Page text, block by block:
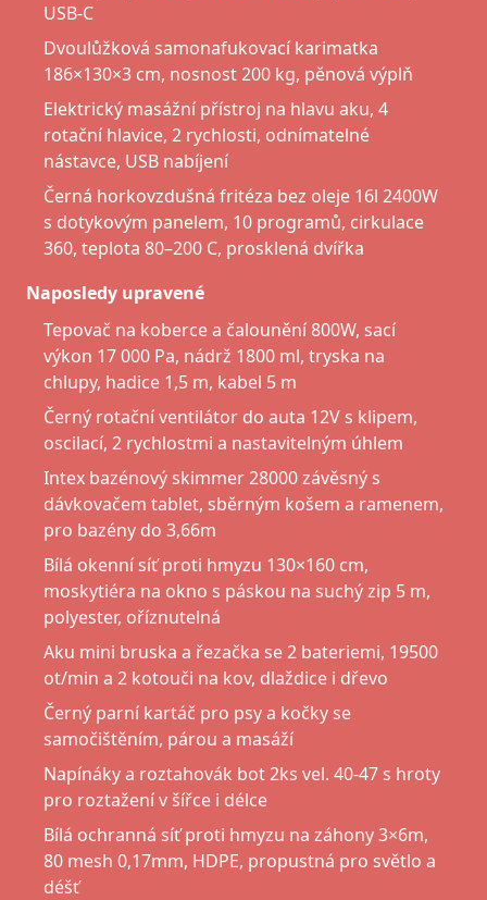
USB-C
Dvoulůžková samonafukovací karimatka
186×130×3 cm, nosnost 200 kg, pěnová výplň
Elektrický masážní přístroj na hlavu aku, 4
rotační hlavice, 2 rychlosti, odnímatelné
nástavce, USB nabíjení
Černá horkovzdušná fritéza bez oleje 16l 2400W
s dotykovým panelem, 10 programů, cirkulace
360, teplota 80–200 C, prosklená dvířka
Naposledy upravené
Tepovač na koberce a čalounění 800W, sací
výkon 17 000 Pa, nádrž 1800 ml, tryska na
chlupy, hadice 1,5 m, kabel 5 m
Černý rotační ventilátor do auta 12V s klipem,
oscilací, 2 rychlostmi a nastavitelným úhlem
Intex bazénový skimmer 28000 závěsný s
dávkovačem tablet, sběrným košem a ramenem,
pro bazény do 3,66m
Bílá okenní síť proti hmyzu 130×160 cm,
moskytiéra na okno s páskou na suchý zip 5 m,
polyester, oříznutelná
Aku mini bruska a řezačka se 2 bateriemi, 19500
ot/min a 2 kotouči na kov, dlaždice i dřevo
Černý parní kartáč pro psy a kočky se
samočištěním, párou a masáží
Napínáky a roztahovák bot 2ks vel. 40-47 s hroty
pro roztažení v šířce i délce
Bílá ochranná síť proti hmyzu na záhony 3×6m,
80 mesh 0,17mm, HDPE, propustná pro světlo a
déšť